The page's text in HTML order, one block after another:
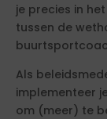
je precies in
tussen de
Als
implementeer
om (meer) te